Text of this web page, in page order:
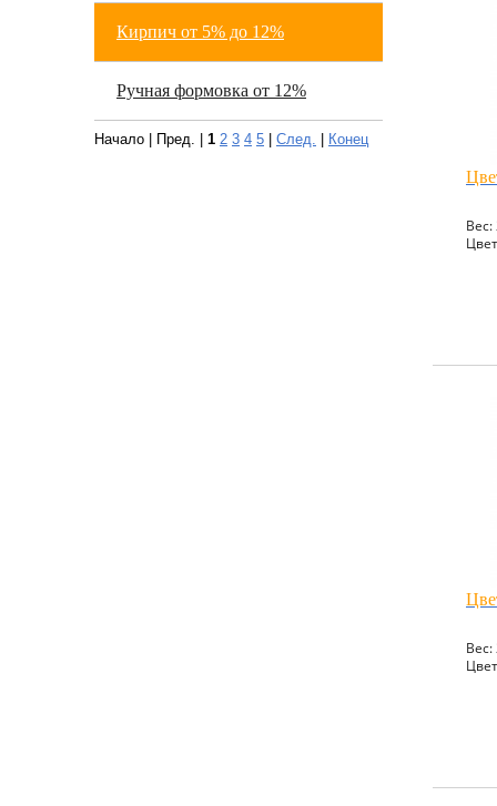
Кирпич от 5% до 12%
Ручная формовка от 12%
Вес:
Вес:
Начало | Пред. | 1 2 3 4 5 След. Конец